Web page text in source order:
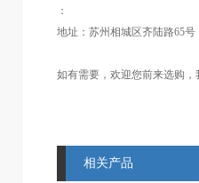
：
地址：苏州相城区齐陆路65号
如有需要，欢迎您前来选购
相关产品